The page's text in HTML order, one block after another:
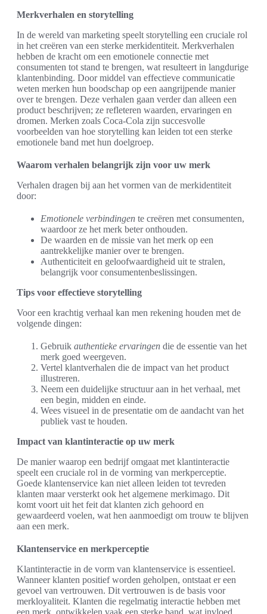
Merkverhalen en storytelling
In de wereld van marketing speelt storytelling een cruciale rol
in het creëren van een sterke merkidentiteit. Merkverhalen
hebben de kracht om een emotionele connectie met
consumenten tot stand te brengen, wat resulteert in langdurige
klantenbinding. Door middel van effectieve communicatie
weten merken hun boodschap op een aangrijpende manier
over te brengen. Deze verhalen gaan verder dan alleen een
product beschrijven; ze refleteren waarden, ervaringen en
dromen. Merken zoals Coca-Cola zijn succesvolle
voorbeelden van hoe storytelling kan leiden tot een sterke
emotionele band met hun doelgroep.
Waarom verhalen belangrijk zijn voor uw merk
Verhalen dragen bij aan het vormen van de merkidentiteit
door:
Emotionele verbindingen te creëren met consumenten,
waardoor ze het merk beter onthouden.
De waarden en de missie van het merk op een
aantrekkelijke manier over te brengen.
Authenticiteit en geloofwaardigheid uit te stralen,
belangrijk voor consumentenbeslissingen.
Tips voor effectieve storytelling
Voor een krachtig verhaal kan men rekening houden met de
volgende dingen:
Gebruik authentieke ervaringen die de essentie van het
merk goed weergeven.
Vertel klantverhalen die de impact van het product
illustreren.
Neem een duidelijke structuur aan in het verhaal, met
een begin, midden en einde.
Wees visueel in de presentatie om de aandacht van het
publiek vast te houden.
Impact van klantinteractie op uw merk
De manier waarop een bedrijf omgaat met klantinteractie
speelt een cruciale rol in de vorming van merkperceptie.
Goede klantenservice kan niet alleen leiden tot tevreden
klanten maar versterkt ook het algemene merkimago. Dit
komt voort uit het feit dat klanten zich gehoord en
gewaardeerd voelen, wat hen aanmoedigt om trouw te blijven
aan een merk.
Klantenservice en merkperceptie
Klantinteractie in de vorm van klantenservice is essentieel.
Wanneer klanten positief worden geholpen, ontstaat er een
gevoel van vertrouwen. Dit vertrouwen is de basis voor
merkloyaliteit. Klanten die regelmatig interactie hebben met